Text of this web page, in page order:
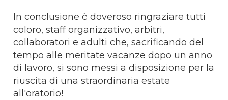
In conclusione è doveroso ringraziare tutti
coloro, staff organizzativo, arbitri,
collaboratori e adulti che, sacrificando del
tempo alle meritate vacanze dopo un anno
di lavoro, si sono messi a disposizione per la
riuscita di una straordinaria estate
all'oratorio!